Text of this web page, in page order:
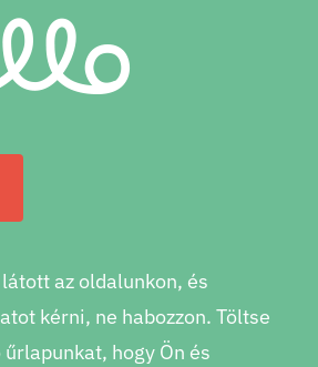
az oldalunkon, és
kérni, ne habozzon. Töltse
hogy Ön és